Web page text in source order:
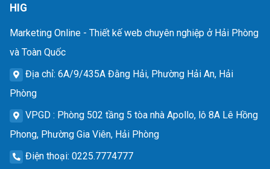
HIG
Marketing Online - Thiết kế web chuyên nghiệp ở Hải Phòng
và Toàn Quốc
Địa chỉ: 6A/9/435A Đằng Hải, Phường Hải An, Hải
Phòng
VPGD : Phòng 502 tầng 5 tòa nhà Apollo, lô 8A Lê Hồng
Phong, Phường Gia Viên, Hải Phòng
Điện thoại: 0225.7774777